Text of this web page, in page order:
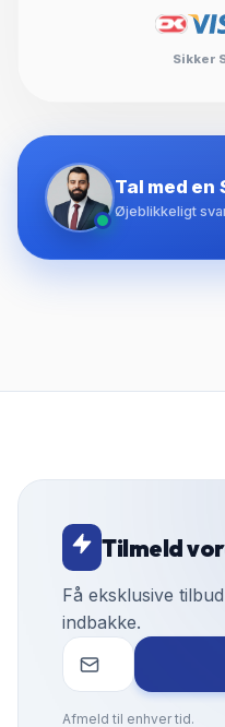
Sikker
Tal med en
Øjeblikkeligt
Tilmeld
Få eksklusive
indbakke.
Afmeld til enhver tid.